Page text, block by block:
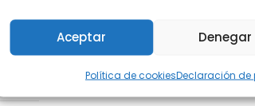
Aceptar Denegar
Política de cookiesDeclaración